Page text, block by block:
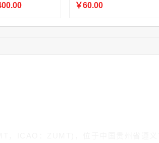
￥60.00